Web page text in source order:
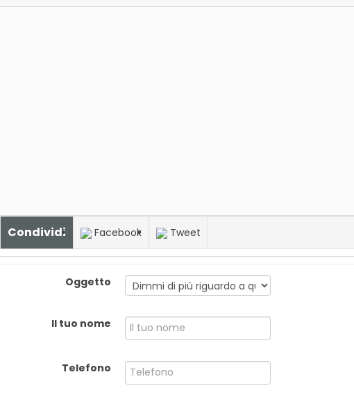
Condividi Facebook Tweet
Oggetto
Il tuo nome
Telefono